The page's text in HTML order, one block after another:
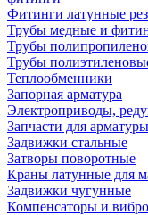
Фитинги латунные
Трубы медные и
Трубы
Трубы
Теплообменники
Запорная арматура
Электроприводы,
Запчасти для
Задвижки стальные
Затворы поворотные
Краны латунные для
Задвижки чугунные
Компенсаторы и